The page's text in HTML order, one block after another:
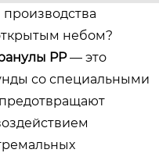
небом?
PP— это
со специальными